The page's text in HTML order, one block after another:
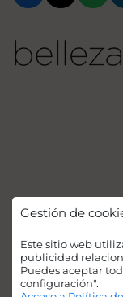
Gestión de
Este sitio web
publicidad
Puedes aceptar
configuración".